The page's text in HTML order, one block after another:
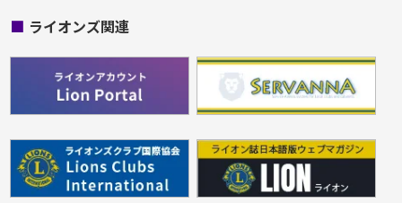
■ ライオンズ関連